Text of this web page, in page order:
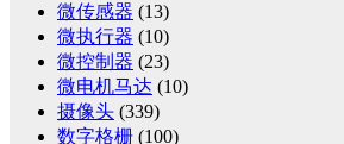
微传感器 (13)
微执行器 (10)
微控制器 (23)
微电机马达 (10)
摄像头 (339)
数字格栅 (100)